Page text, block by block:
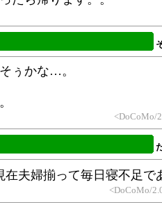
ぅかな…。
<DoCoMo/
在夫婦揃って毎日寝不足で
<DoCoMo/